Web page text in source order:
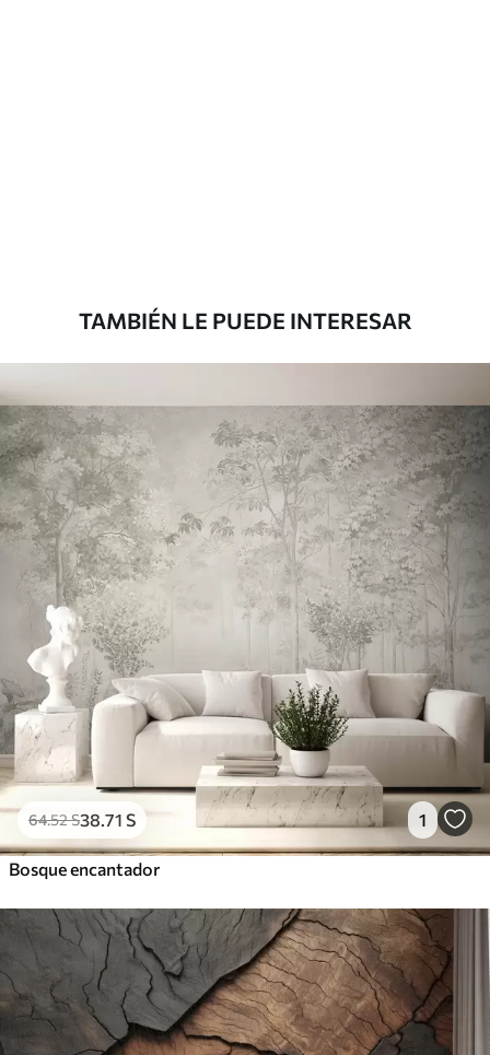
Vinilo Premium
175.00105.00S/m²
TAMBIÉN LE PUEDE INTERESAR
64.52S38 .71 S 1
Bosque encantador